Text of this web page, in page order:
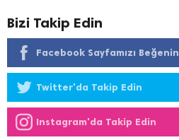
Bizi Takip Edin
Facebook Sayfamızı Beğenin
Twitter'da Takip Edin
Instagram'da Takip Edin